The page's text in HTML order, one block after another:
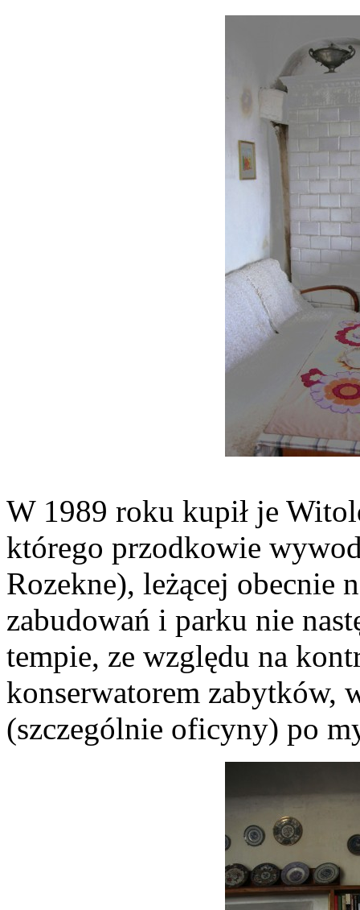
W 1989 roku kupił je
którego przodkowie
Rozekne), leżącej obecnie
zabudowań i parku nie
tempie, ze względu na
konserwatorem zabytków,
(szczególnie oficyny) po